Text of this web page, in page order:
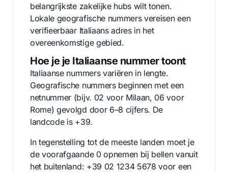
belangrijkste zakelijke hubs wilt tonen.
Lokale geografische nummers vereisen een
verifieerbaar Italiaans adres in het
overeenkomstige gebied.
Hoe je je Italiaanse nummer toont
Italiaanse nummers variëren in lengte.
Geografische nummers beginnen met een
netnummer (bijv. 02 voor Milaan, 06 voor
Rome) gevolgd door 6–8 cijfers. De
landcode is +39.
In tegenstelling tot de meeste landen moet je
de voorafgaande 0 opnemen bij bellen vanuit
het buitenland: +39 02 1234 5678 voor een